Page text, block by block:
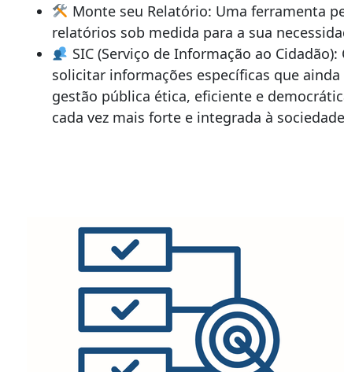
Monte seu Relatório: Uma ferramenta
relatórios sob medida para a sua
SIC (Serviço de Informação ao
solicitar informações específicas que
gestão pública ética, eficiente e
cada vez mais forte e integrada à